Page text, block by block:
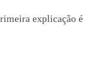
explicação é